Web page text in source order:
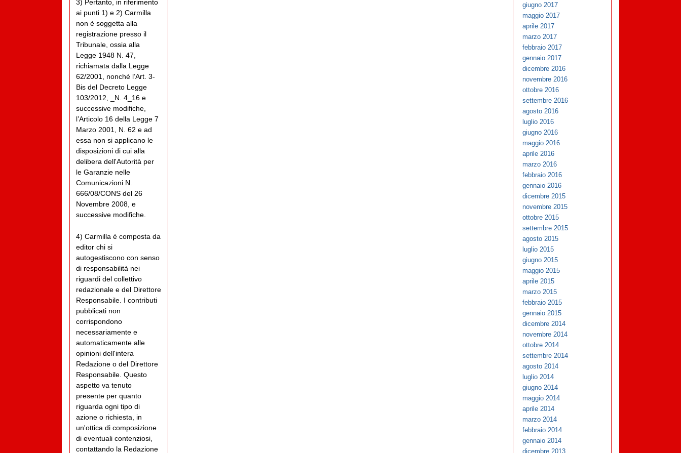
3) Pertanto, in riferimento
ai punti 1) e 2) Carmilla
non è soggetta alla
registrazione presso il
Tribunale, ossia alla
Legge 1948 N. 47,
richiamata dalla Legge
62/2001, nonché l’Art. 3-
Bis del Decreto Legge
103/2012, _N. 4_16 e
successive modifiche,
l’Articolo 16 della Legge 7
Marzo 2001, N. 62 e ad
essa non si applicano le
disposizioni di cui alla
delibera dell'Autorità per
le Garanzie nelle
Comunicazioni N.
666/08/CONS del 26
Novembre 2008, e
successive modifiche.
4) Carmilla è composta da
editor chi si
autogestiscono con senso
di responsabilità nei
riguardi del collettivo
redazionale e del Direttore
Responsabile. I contributi
pubblicati non
corrispondono
necessariamente e
automaticamente alle
opinioni dell'intera
Redazione o del Direttore
Responsabile. Questo
aspetto va tenuto
presente per quanto
riguarda ogni tipo di
azione o richiesta, in
un'ottica di composizione
di eventuali contenziosi,
contattando la Redazione
giugno 2017
maggio 2017
aprile 2017
marzo 2017
febbraio 2017
gennaio 2017
dicembre 2016
novembre 2016
ottobre 2016
settembre 2016
agosto 2016
luglio 2016
giugno 2016
maggio 2016
aprile 2016
marzo 2016
febbraio 2016
gennaio 2016
dicembre 2015
novembre 2015
ottobre 2015
settembre 2015
agosto 2015
luglio 2015
giugno 2015
maggio 2015
aprile 2015
marzo 2015
febbraio 2015
gennaio 2015
dicembre 2014
novembre 2014
ottobre 2014
settembre 2014
agosto 2014
luglio 2014
giugno 2014
maggio 2014
aprile 2014
marzo 2014
febbraio 2014
gennaio 2014
dicembre 2013